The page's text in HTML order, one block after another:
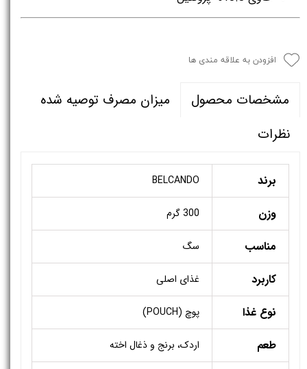
افزودن به علاقه مندی ها
مشخصات محصول
میزان مصرف توصیه شده
نظرات
برند BELCANDO
وزن 300 گرم
مناسب سگ
کاربرد غذای اصلی
نوع غذا پوچ (POUCH)
طعم اردک، برنج و ذغال اخته